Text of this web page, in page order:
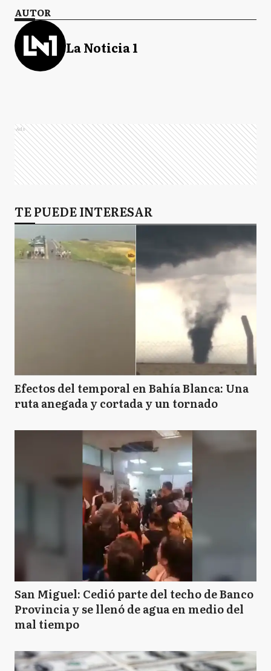
AUTOR
La Noticia 1
Ads
TE PUEDE INTERESAR
Efectos del temporal en Bahía Blanca: Una
ruta anegada y cortada y un tornado
San Miguel: Cedió parte del techo de Banco
Provincia y se llenó de agua en medio del
mal tiempo